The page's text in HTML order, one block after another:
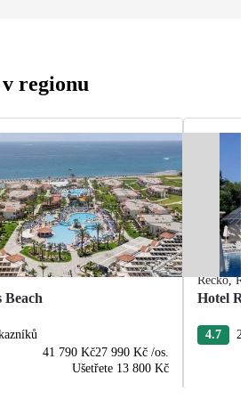
regionu
Beach
41 790 Kč27 990 Kč /os.
Ušetřete 13 800 Kč
Řecko,
Hotel
4.7